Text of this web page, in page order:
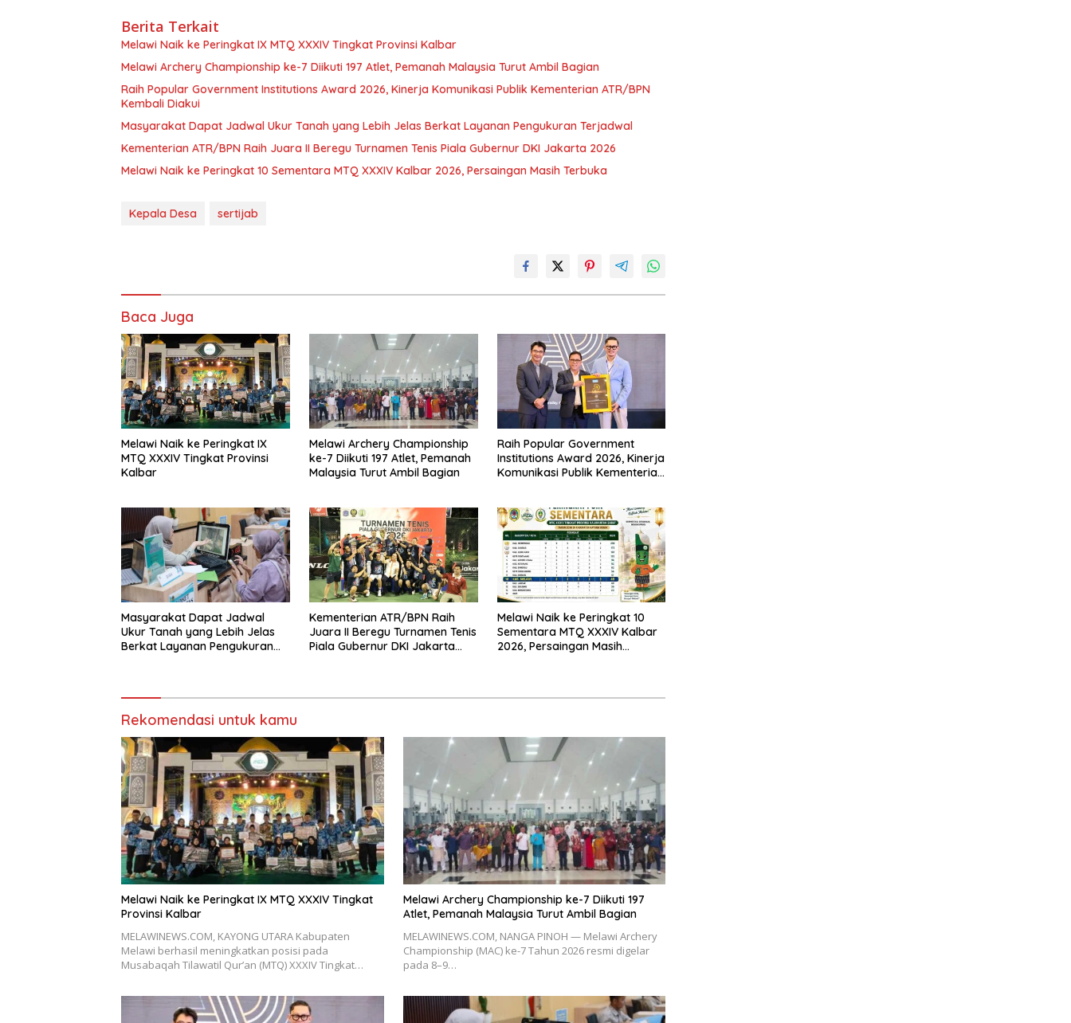
Berita Terkait
Melawi Naik ke Peringkat IX MTQ XXXIV Tingkat Provinsi Kalbar
Melawi Archery Championship ke-7 Diikuti 197 Atlet, Pemanah Malaysia Turut Ambil Bagian
Raih Popular Government Institutions Award 2026, Kinerja Komunikasi Publik Kementerian ATR/BPN
Kembali Diakui
Masyarakat Dapat Jadwal Ukur Tanah yang Lebih Jelas Berkat Layanan Pengukuran Terjadwal
Kementerian ATR/BPN Raih Juara II Beregu Turnamen Tenis Piala Gubernur DKI Jakarta 2026
Melawi Naik ke Peringkat 10 Sementara MTQ XXXIV Kalbar 2026, Persaingan Masih Terbuka
Kepala Desa sertijab
Baca Juga
Melawi Naik ke Peringkat IX
MTQ XXXIV Tingkat Provinsi
Kalbar
Melawi Archery Championship
ke-7 Diikuti 197 Atlet, Pemanah
Malaysia Turut Ambil Bagian
Raih Popular Government
Institutions Award 2026, Kinerja
Komunikasi Publik Kementerian
Masyarakat Dapat Jadwal
Ukur Tanah yang Lebih Jelas
Berkat Layanan Pengukuran
Kementerian ATR/BPN Raih
Juara II Beregu Turnamen Tenis
Piala Gubernur DKI Jakarta
Melawi Naik ke Peringkat 10
Sementara MTQ XXXIV Kalbar
2026, Persaingan Masih
Rekomendasi untuk kamu
Melawi Naik ke Peringkat IX MTQ XXXIV Tingkat
Provinsi Kalbar
MELAWINEWS.COM, KAYONG UTARA Kabupaten
Melawi berhasil meningkatkan posisi pada
Musabaqah Tilawatil Qur’an (MTQ) XXXIV Tingkat…
Melawi Archery Championship ke-7 Diikuti 197
Atlet, Pemanah Malaysia Turut Ambil Bagian
MELAWINEWS.COM, NANGA PINOH — Melawi Archery
Championship (MAC) ke-7 Tahun 2026 resmi digelar
pada 8–9…